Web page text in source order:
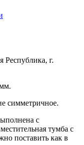
Республика, г.
симметричное.
с
тумба с
поставить как в